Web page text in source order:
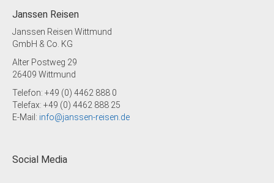
Janssen Reisen
Janssen Reisen Wittmund
GmbH & Co. KG
Alter Postweg 29
26409 Wittmund
Telefon: +49 (0) 4462 888 0
Telefax: +49 (0) 4462 888 25
E-Mail: info@janssen-reisen.de
Social Media